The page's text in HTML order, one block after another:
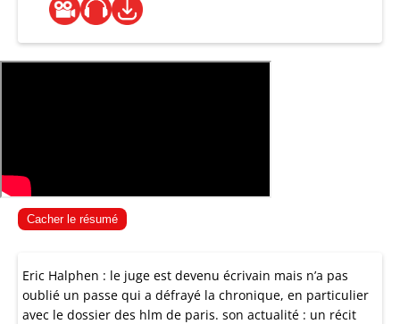
Cacher le résumé
Eric Halphen : le juge est devenu écrivain mais n’a pas
oublié un passe qui a défrayé la chronique, en particulier
avec le dossier des hlm de paris. son actualité : un récit